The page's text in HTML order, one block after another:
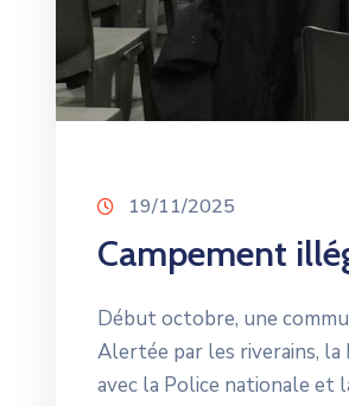
19/11/2025
Campement
Début octobre, une
Alertée par les riverains, la
avec la Police nationale et